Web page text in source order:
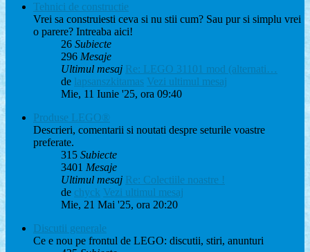
Tehnici de constructie
Vrei sa construiesti ceva si nu stii cum? Sau pur si simplu vrei
o parere? Intreaba aici!
26 Subiecte
296 Mesaje
Ultimul mesaj Re: LEGO 31101 mod (alternati…
de lapsanszkitamas Vezi ultimul mesaj
Mie, 11 Iunie '25, ora 09:40
Produse LEGO®
Descrieri, comentarii si noutati despre seturile voastre
preferate.
315 Subiecte
3401 Mesaje
Ultimul mesaj Re: Colectiile noastre !
de chyck Vezi ultimul mesaj
Mie, 21 Mai '25, ora 20:20
Discutii generale
Ce e nou pe frontul de LEGO: discutii, stiri, anunturi